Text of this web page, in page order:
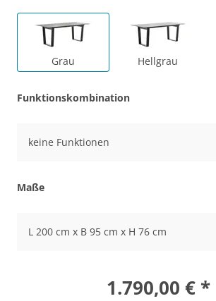
Grau Hellgrau
Funktionskombination
keine Funktionen
Maße
L 200 cm x B 95 cm x H 76 cm
1.790,00 € *